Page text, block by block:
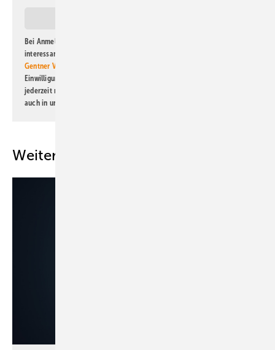
Bei Anmeldung zu diesem Newsletter bin ich damit einverstanden, über
interessante Verlags- und Online-Angebote
Gentner Verlag GmbH & Co. KG
Einwilligung kann ich jederzeit widerrufen und eine Abmeldung ist
jederzeit möglich. Informationen zum Umgang mit Daten finden Sie
auch in unserer
Weitere Inhalte